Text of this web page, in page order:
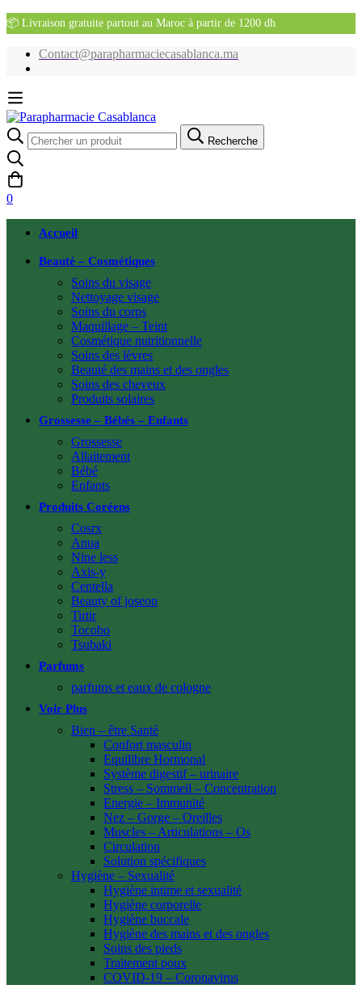
📦 Livraison gratuite partout au Maroc à partir de 1200 dh
Contact@parapharmaciecasablanca.ma
Recherche
pour:
Recherche
0
Accueil
Beauté – Cosmétiques
Soins du visage
Nettoyage visage
Soins du corps
Maquillage – Teint
Cosmétique nutritionnelle
Soins des lèvres
Beauté des mains et des ongles
Soins des cheveux
Produits solaires
Grossesse – Bébés – Enfants
Grossesse
Allaitement
Bébé
Enfants
Produits Coréens
Cosrx
Anua
Nine less
Axis-y
Centella
Beauty of joseon
Tirtir
Tocobo
Tsubaki
Parfums
parfums et eaux de cologne
Voir Plus
Bien – être Santé
Confort masculin
Equilibre Hormonal
Système digestif – urinaire
Stress – Sommeil – Concentration
Energie – Immunité
Nez – Gorge – Oreilles
Muscles – Articulations – Os
Circulation
Solution spécifiques
Hygiène – Sexualité
Hygiène intime et sexualité
Hygiène corporelle
Hygiène buccale
Hygiène des mains et des ongles
Soins des pieds
Traitement poux
COVID-19 – Coronavirus